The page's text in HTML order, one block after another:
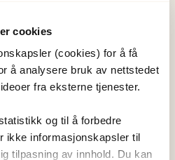
cookies
(cookies) for å få
å analysere bruk av nettstedet
fra eksterne tjenester.
og til å forbedre
ikke informasjonskapsler til
tilpasning av innhold. Du kan
følgene:
henvender kvinner
for spesifikke